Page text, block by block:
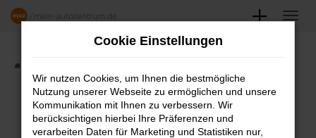
Zum
FAHRZEUGSHOWROOM
Cookie Einstellungen
Wir nutzen Cookies, um Ihnen die bestmögliche
Nutzung unserer Webseite zu ermöglichen und unsere
Kommunikation mit Ihnen zu verbessern. Wir
berücksichtigen hierbei Ihre Präferenzen und
verarbeiten Daten für Marketing und Statistiken nur,